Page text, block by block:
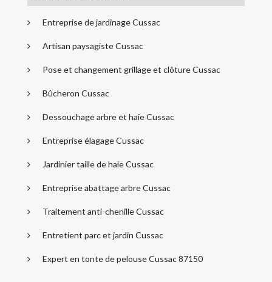
Entreprise de jardinage Cussac
Artisan paysagiste Cussac
Pose et changement grillage et clôture Cussac
Bûcheron Cussac
Dessouchage arbre et haie Cussac
Entreprise élagage Cussac
Jardinier taille de haie Cussac
Entreprise abattage arbre Cussac
Traitement anti-chenille Cussac
Entretient parc et jardin Cussac
Expert en tonte de pelouse Cussac 87150